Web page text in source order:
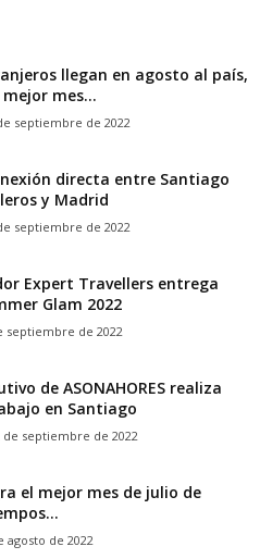
llegan en agosto al país,
mes...
septiembre de 2022
directa entre Santiago
y Madrid
septiembre de 2022
Expert Travellers entrega
Glam 2022
septiembre de 2022
de ASONAHORES realiza
en Santiago
de septiembre de 2022
el mejor mes de julio de
agosto de 2022